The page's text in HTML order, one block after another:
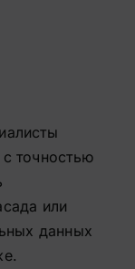
точностью
или
данных